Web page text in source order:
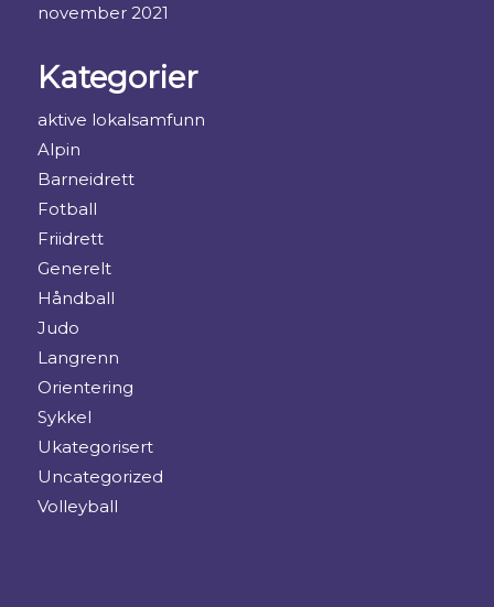
november 2021
Kategorier
aktive lokalsamfunn
Alpin
Barneidrett
Fotball
Friidrett
Generelt
Håndball
Judo
Langrenn
Orientering
Sykkel
Ukategorisert
Uncategorized
Volleyball